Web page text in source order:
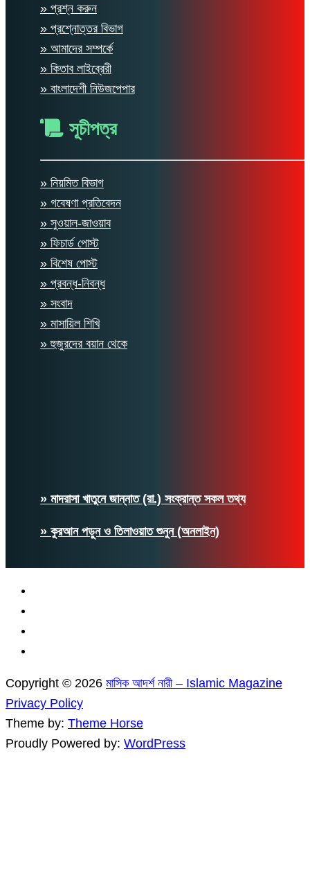
» প্রশ্ন করুন
» প্রশ্নোত্তর বিভাগ
» আমাদের সম্পর্কে
» কিতাব লাইব্রেরী
» বাংলাদেশী নিউজপেপার
সূচীপত্র
» নিয়মিত বিভাগ
» গবেষণা প্রতিবেদন
» সুওয়াল-জাওয়াব
» ফিচার্ড পোস্ট
» বিশেষ পোস্ট
» প্রবন্ধ-নিবন্ধ
» সংবাদ
» মাসায়িল শিখি
» হুজুরদের বয়ান থেকে
» মাদরাসা খাতুনে জান্নাত (রা.) সংক্রান্ত সকল তথ্য
» কুরআন পড়ুন ও তিলাওয়াত শুনুন (অনলাইন)
Copyright © 2026 মাসিক আদর্শ নারী – Islamic Magazine
Privacy Policy
Theme by: Theme Horse
Proudly Powered by: WordPress